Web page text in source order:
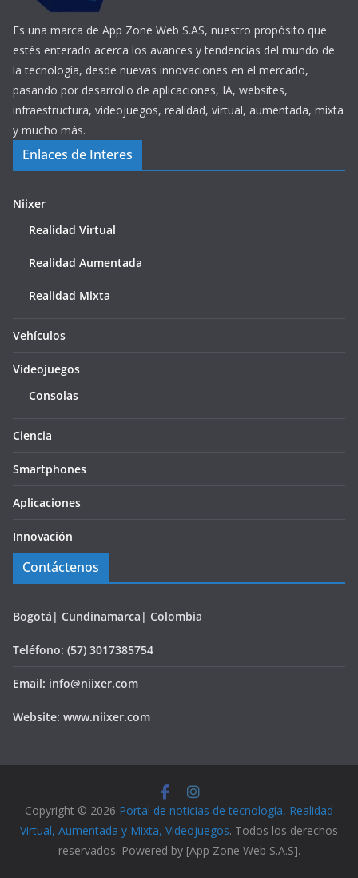
Es una marca de App Zone Web S.AS, nuestro propósito que
estés enterado acerca los avances y tendencias del mundo de
la tecnología, desde nuevas innovaciones en el mercado,
pasando por desarrollo de aplicaciones, IA, websites,
infraestructura, videojuegos, realidad, virtual, aumentada, mixta
y mucho más.
Enlaces de Interes
Niixer
Realidad Virtual
Realidad Aumentada
Realidad Mixta
Vehículos
Videojuegos
Consolas
Ciencia
Smartphones
Aplicaciones
Innovación
Contáctenos
Bogotá| Cundinamarca| Colombia
Teléfono: (57) 3017385754
Email: info@niixer.com
Website: www.niixer.com
Copyright © 2026 Portal de noticias de tecnología, Realidad
Virtual, Aumentada y Mixta, Videojuegos. Todos los derechos
reservados. Powered by [App Zone Web S.A.S].